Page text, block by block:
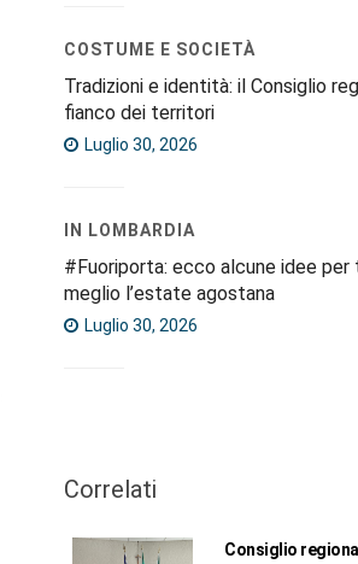
COSTUME E SOCIETÀ
Tradizioni e identità: il Consiglio
fianco dei territori
Luglio 30, 2026
IN LOMBARDIA
#Fuoriporta: ecco alcune idee per
meglio l’estate agostana
Luglio 30, 2026
Correlati
Consiglio